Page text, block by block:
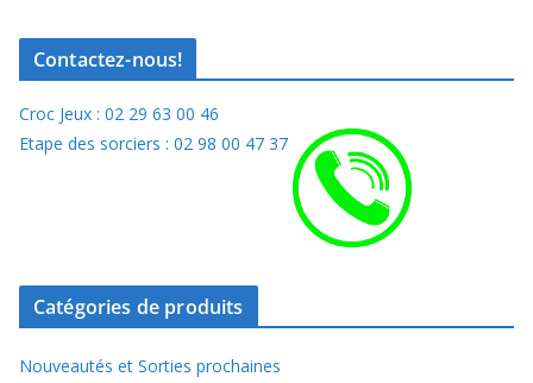
Contactez-nous!
Croc Jeux : 02 29 63 00 46
Etape des sorciers : 02 98 00 47 37
Catégories de produits
Nouveautés et Sorties prochaines